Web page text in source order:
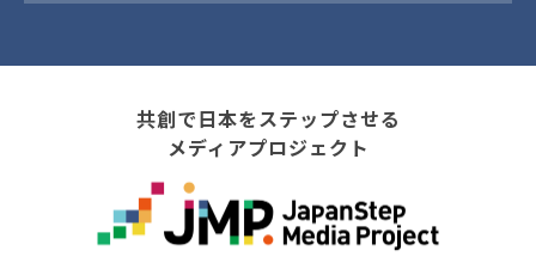
共創で日本をステップさせる
メディアプロジェクト